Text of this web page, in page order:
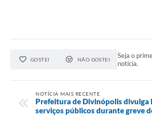
GOSTEI NÃO GOSTEI
Seja o
notícia.
NOTÍCIA MAIS RECENTE
Prefeitura de Divinópolis divulga
serviços públicos durante greve